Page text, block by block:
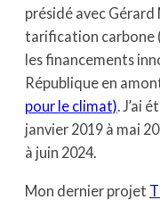
présidé avec
tarification carbone
les financements
République en
pour le climat). J’ai
janvier 2019 à mai
à juin 2024.
Mon dernier projet